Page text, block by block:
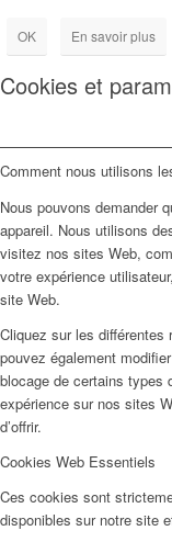
OK En savoir plus
Cookies et
Comment nous utilisons
Nous pouvons demander
appareil. Nous utilisons
visitez nos sites Web,
votre expérience
site Web.
Cliquez sur les différentes
pouvez également
blocage de certains types
expérience sur nos sites
d’offrir.
Cookies Web Essentiels
Ces cookies sont
disponibles sur notre site